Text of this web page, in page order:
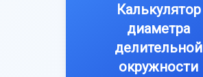
Калькулятор
диаметра
делительной
окружности